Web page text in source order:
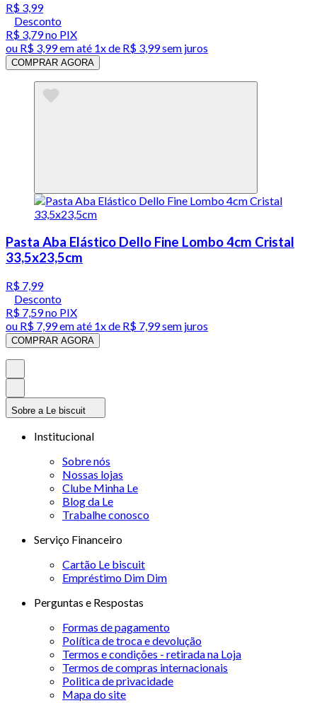
R$ 3,99
Desconto
R$ 3,79no PIX
ou R$ 3,99em até 1x de R$ 3,99sem juros
COMPRAR AGORA
Pasta Aba Elástico Dello Fine Lombo 4cm Cristal
33,5x23,5cm
R$ 7,99
Desconto
R$ 7,59no PIX
ou R$ 7,99em até 1x de R$ 7,99sem juros
COMPRAR AGORA
Sobre a Le biscuit
Institucional
Sobre nós
Nossas lojas
Clube Minha Le
Blog da Le
Trabalhe conosco
Serviço Financeiro
Cartão Le biscuit
Empréstimo Dim Dim
Perguntas e Respostas
Formas de pagamento
Política de troca e devolução
Termos e condições - retirada na Loja
Termos de compras internacionais
Politica de privacidade
Mapa do site